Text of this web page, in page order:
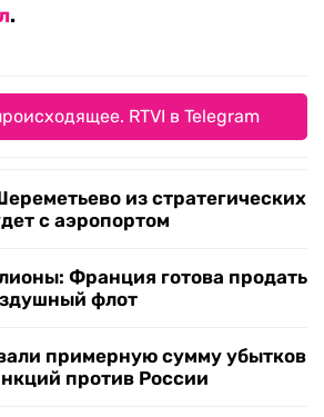
.
RTVI в Telegram
из стратегических
с аэропортом
Франция готова продать
флот
примерную сумму убытков
против России